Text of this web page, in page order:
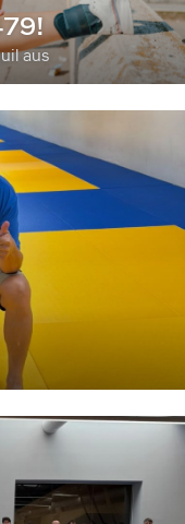
aus